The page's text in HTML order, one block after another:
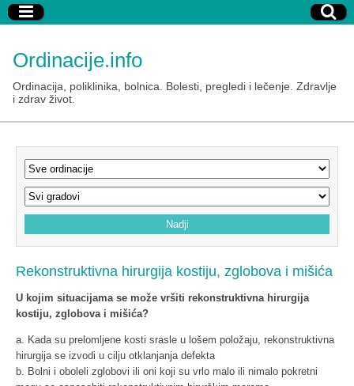
Ordinacije.info
Ordinacija, poliklinika, bolnica. Bolesti, pregledi i lečenje. Zdravlje
i zdrav život.
Rekonstruktivna hirurgija kostiju, zglobova i mišića
U kojim situacijama se može vršiti rekonstruktivna hirurgija
kostiju, zglobova i mišića?
a. Kada su prelomljene kosti srasle u lošem položaju, rekonstruktivna
hirurgija se izvodi u cilju otklanjanja defekta
b. Bolni i oboleli zglobovi ili oni koji su vrlo malo ili nimalo pokretni